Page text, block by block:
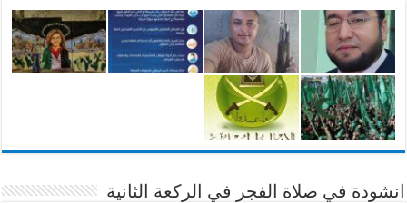
انشودة في صلاة الفجر في الركعة الثانية